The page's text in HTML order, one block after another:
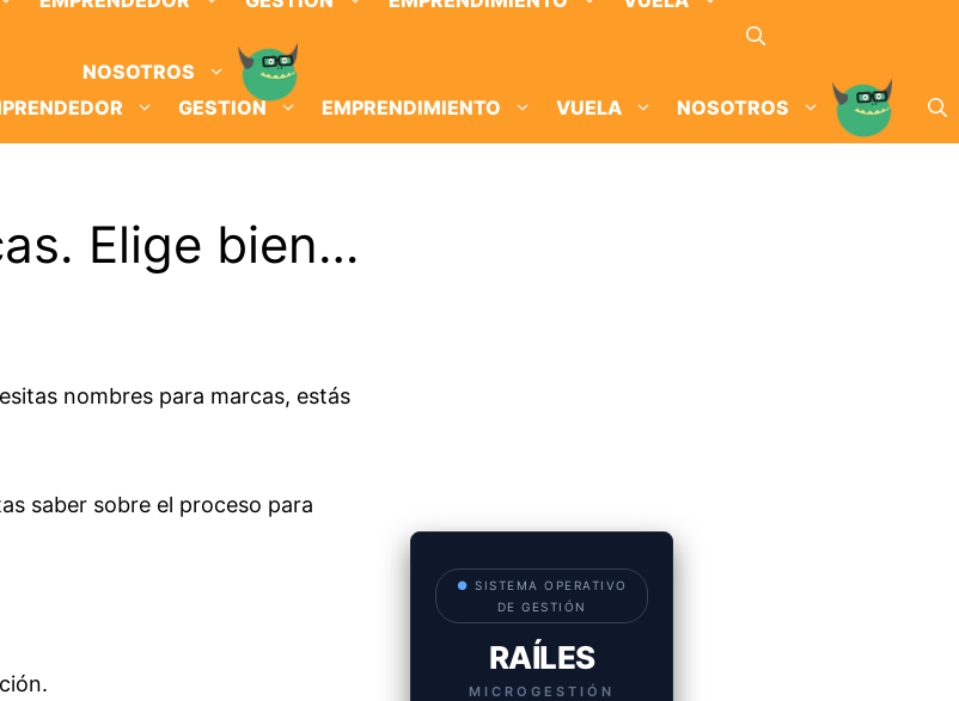
NOSOTROS
GESTION EMPRENDIMIENTO VUELA NOSOTROS
Elige bien…
nombres para marcas, estás
saber sobre el proceso para
● SISTEMA OPERATIVO
DE GESTIÓN
RAÍLES
MICROGESTIÓN